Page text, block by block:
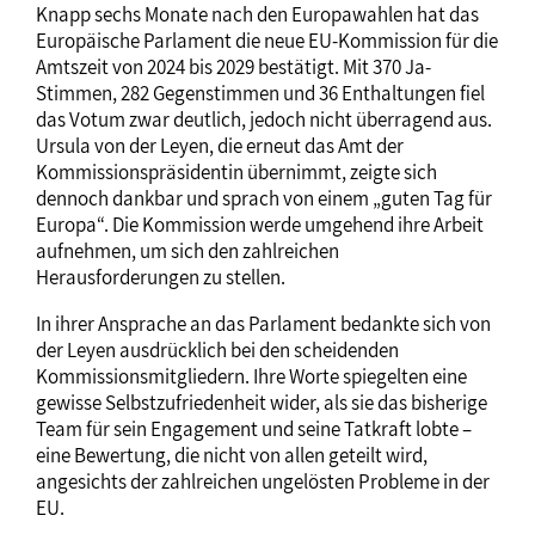
Knapp sechs Monate nach den Europawahlen hat das
Europäische Parlament die neue EU-Kommission für die
Amtszeit von 2024 bis 2029 bestätigt. Mit 370 Ja-
Stimmen, 282 Gegenstimmen und 36 Enthaltungen fiel
das Votum zwar deutlich, jedoch nicht überragend aus.
Ursula von der Leyen, die erneut das Amt der
Kommissionspräsidentin übernimmt, zeigte sich
dennoch dankbar und sprach von einem „guten Tag für
Europa“. Die Kommission werde umgehend ihre Arbeit
aufnehmen, um sich den zahlreichen
Herausforderungen zu stellen.
In ihrer Ansprache an das Parlament bedankte sich von
der Leyen ausdrücklich bei den scheidenden
Kommissionsmitgliedern. Ihre Worte spiegelten eine
gewisse Selbstzufriedenheit wider, als sie das bisherige
Team für sein Engagement und seine Tatkraft lobte –
eine Bewertung, die nicht von allen geteilt wird,
angesichts der zahlreichen ungelösten Probleme in der
EU.